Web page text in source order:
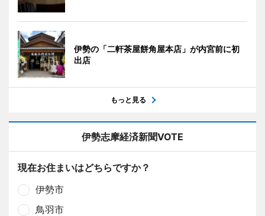
伊勢の「二軒茶屋餅角屋本店」が内宮前に初
出店
もっと見る
伊勢志摩経済新聞VOTE
現在お住まいはどちらですか？
伊勢市
鳥羽市